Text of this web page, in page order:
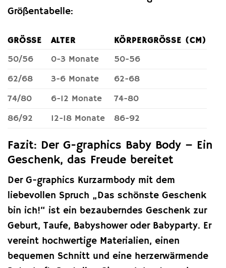
Größentabelle:
GRÖSSE ALTER
KÖRPERGRÖSSE (CM)
50/56
0-3 Monate
50-56
62/68
3-6 Monate
62-68
74/80
6-12 Monate
74-80
86/92
12-18 Monate 86-92
Fazit: Der G-graphics Baby Body – Ein
Geschenk, das Freude bereitet
Der G-graphics Kurzarmbody mit dem
liebevollen Spruch „Das schönste Geschenk
bin ich!“ ist ein bezauberndes Geschenk zur
Geburt, Taufe, Babyshower oder Babyparty. Er
vereint hochwertige Materialien, einen
bequemen Schnitt und eine herzerwärmende